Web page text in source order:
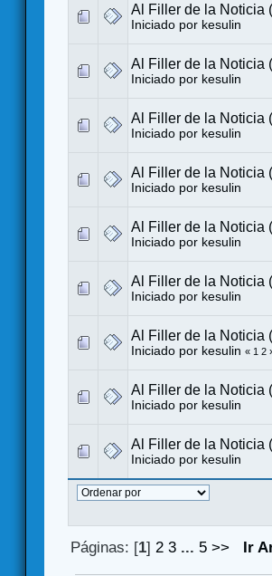
Al Filler de la Noticia
Iniciado por kesulin
Al Filler de la Noticia
Iniciado por kesulin
Al Filler de la Noticia
Iniciado por kesulin
Al Filler de la Noticia
Iniciado por kesulin
Al Filler de la Noticia
Iniciado por kesulin
Al Filler de la Noticia
Iniciado por kesulin
Al Filler de la Noticia
Iniciado por kesulin « 1 2
Al Filler de la Noticia
Iniciado por kesulin
Al Filler de la Noticia
Iniciado por kesulin
Páginas: [1] 2 3 ... 5 >> Ir